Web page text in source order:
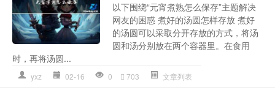
以下围绕“元宵煮熟怎么保存”主题解决
网友的困惑 煮好的汤圆怎样存放 煮好
的汤圆可以采取分开存放的方式，将汤
圆和汤分别放在两个容器里。在食用
时，再将汤圆...
yxz 02-16 0 703 文章列表